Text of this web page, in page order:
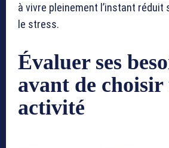
à vivre pleinement l’instant
le stress.
Évaluer ses
avant de choisir
activité